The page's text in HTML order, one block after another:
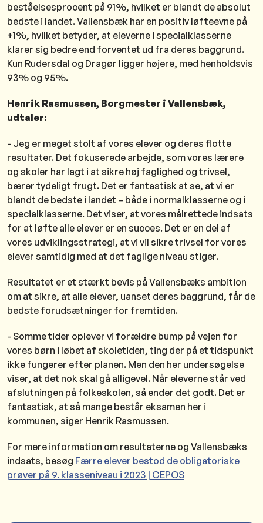
beståelsesprocent på 91%, hvilket er blandt de absolut
bedste i landet. Vallensbæk har en positiv løfteevne på
+1%, hvilket betyder, at eleverne i specialklasserne
klarer sig bedre end forventet ud fra deres baggrund.
Kun Rudersdal og Dragør ligger højere, med henholdsvis
93% og 95%.
Henrik Rasmussen, Borgmester i Vallensbæk,
udtaler:
- Jeg er meget stolt af vores elever og deres flotte
resultater. Det fokuserede arbejde, som vores lærere
og skoler har lagt i at sikre høj faglighed og trivsel,
bærer tydeligt frugt. Det er fantastisk at se, at vi er
blandt de bedste i landet – både i normalklasserne og i
specialklasserne. Det viser, at vores målrettede indsats
for at løfte alle elever er en succes. Det er en del af
vores udviklingsstrategi, at vi vil sikre trivsel for vores
elever samtidig med at det faglige niveau stiger.
Resultatet er et stærkt bevis på Vallensbæks ambition
om at sikre, at alle elever, uanset deres baggrund, får de
bedste forudsætninger for fremtiden.
- Somme tider oplever vi forældre bump på vejen for
vores børn i løbet af skoletiden, ting der på et tidspunkt
ikke fungerer efter planen. Men den her undersøgelse
viser, at det nok skal gå alligevel. Når eleverne står ved
afslutningen på folkeskolen, så ender det godt. Det er
fantastisk, at så mange består eksamen her i
kommunen, siger Henrik Rasmussen.
For mere information om resultaterne og Vallensbæks
indsats, besøg Færre elever bestod de obligatoriske
prøver på 9. klasseniveau i 2023 | CEPOS